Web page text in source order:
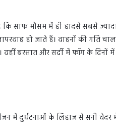
मौसम में ही हादसे सबसे ज्यादा
हो जाते हैं। वाहनों की गति
बरसात और सर्दी में फॉग के दिनों
में दुर्घटनाओं के लिहाज से सनी वेदर में